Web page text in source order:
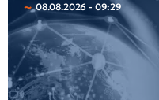
08.08.2026 - 09:29